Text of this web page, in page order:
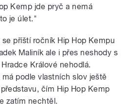
Kemp jde pryč a nemá
je úlet."
příští ročník Hip Hop Kempu
Maliník ale i přes neshody s
Králové nehodlá.
podle vlastních slov ještě
čím Hip Hop Kemp
zatím nechtěl.